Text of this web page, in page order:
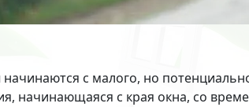
с малого, но
начинающаяся с края окна, со